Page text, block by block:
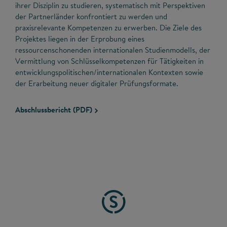
ihrer Disziplin zu studieren, systematisch mit Perspektiven
der Partnerländer konfrontiert zu werden und
praxisrelevante Kompetenzen zu erwerben. Die Ziele des
Projektes liegen in der Erprobung eines
ressourcenschonenden internationalen Studienmodells, der
Vermittlung von Schlüsselkompetenzen für Tätigkeiten in
entwicklungspolitischen/internationalen Kontexten sowie
der Erarbeitung neuer digitaler Prüfungsformate.
Abschlussbericht (PDF)